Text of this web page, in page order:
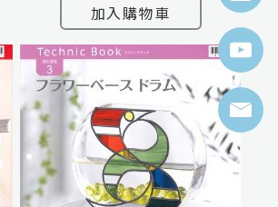
加入購物車